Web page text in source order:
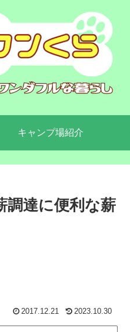
キャンプ場紹介
調達に便利な薪
2017.12.21 2023.10.30